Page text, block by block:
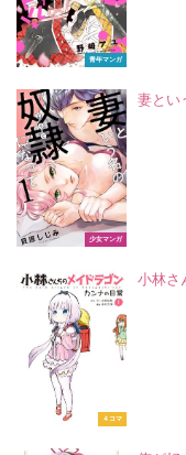
青年マンガ
少女マンガ
妻とい
４コマ
小林さ